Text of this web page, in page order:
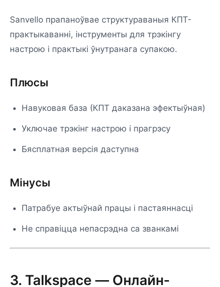
Sanvello прапаноўвае структураваныя КПТ-
практыкаванні, інструменты для трэкінгу
настрою і практыкі ўнутранага супакою.
Плюсы
Навуковая база (КПТ даказана эфектыўная)
Уключае трэкінг настрою і прагрэсу
Бясплатная версія даступна
Мінусы
Патрабуе актыўнай працы і пастаяннасці
Не справіцца непасрэдна са званкамі
3. Talkspace — Онлайн-